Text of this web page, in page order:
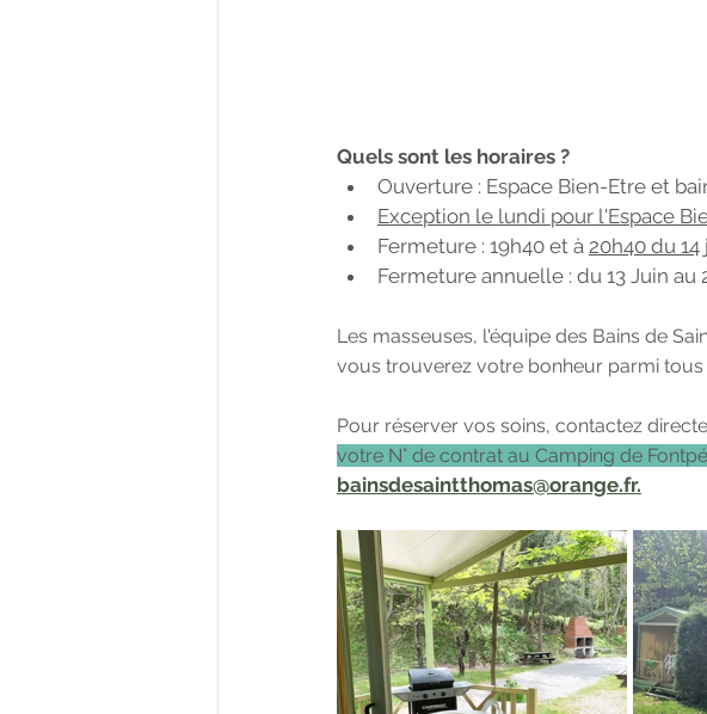
Quels sont les horaires ?
Ouverture : Espace Bien-Etre et
Exception le lundi pour l'Espace
Fermeture : 19h40 et à 20h40 du
Fermeture annuelle : du 13 Juin au
Les masseuses, l'équipe des Bains de
vous trouverez votre bonheur parmi tous
Pour réserver vos soins, contactez
votre N° de contrat au Camping de
bainsdesaintthomas@orange.fr.